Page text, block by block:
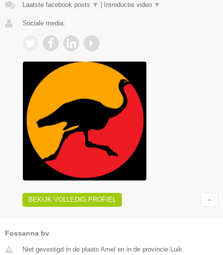
Laatste facebook posts ▼ | Introductie video ▼
Sociale media:
BEKIJK VOLLEDIG PROFIEL
Fossanna bv
Niet gevestigd in de plaats Amel en in de provincie Luik.